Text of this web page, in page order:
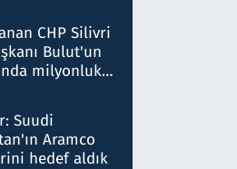
iddiasını
CHP Silivri
Bulut'un
milyonluk
verdi, ben
Suudi
Aramco
hedef aldık